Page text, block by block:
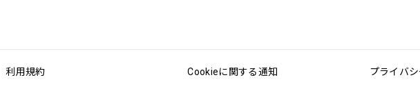
利用規約 Cookieに関する通知 プライバ